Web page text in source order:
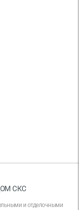
СКС
и отделочными